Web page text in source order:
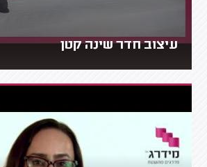
עיצוב חדר שינה קטן